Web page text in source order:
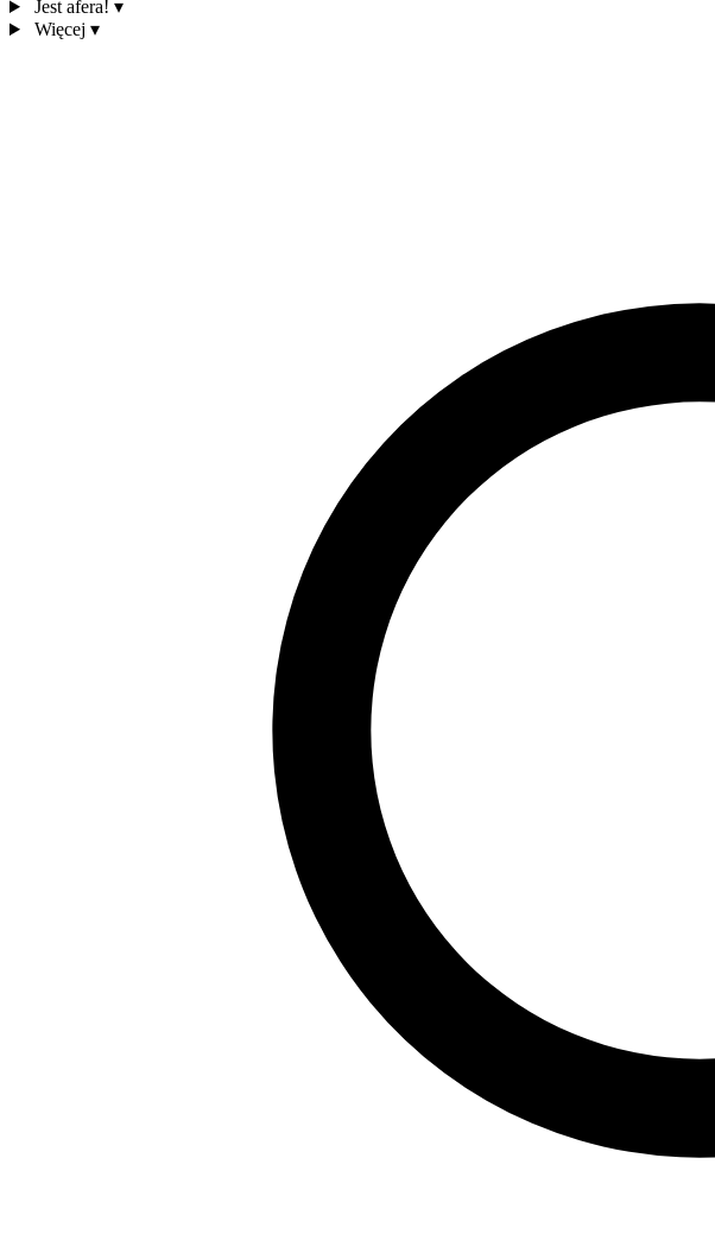
Jest afera! ▾
Więcej ▾